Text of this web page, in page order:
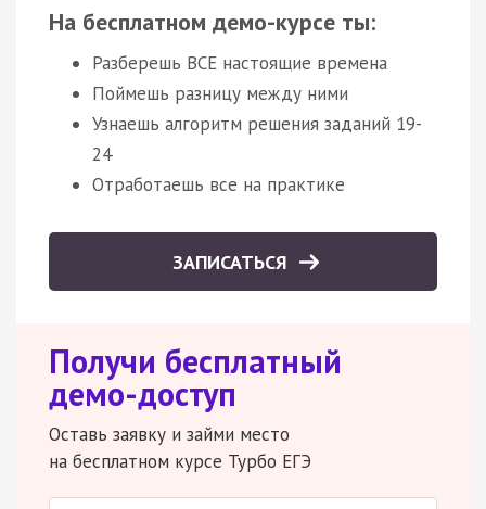
На бесплатном демо-курсе ты:
Разберешь ВСЕ настоящие времена
Поймешь разницу между ними
Узнаешь алгоритм решения заданий 19-
24
Отработаешь все на практике
ЗАПИСАТЬСЯ
Получи бесплатный
демо-доступ
Оставь заявку и займи место
на бесплатном курсе Турбо ЕГЭ